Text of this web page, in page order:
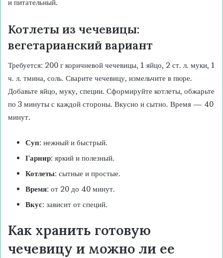
и питательный.
Котлеты из чечевицы:
вегетарианский вариант
Требуется: 200 г коричневой чечевицы, 1 яйцо, 2 ст. л. муки, 1
ч. л. тмина, соль. Сварите чечевицу, измельчите в пюре.
Добавьте яйцо, муку, специи. Сформируйте котлеты, обжарьте
по 3 минуты с каждой стороны. Вкусно и сытно. Время — 40
минут.
Суп: нежный и быстрый.
Гарнир: яркий и полезный.
Котлеты: сытные и простые.
Время: от 20 до 40 минут.
Вкус: зависит от специй.
Как хранить готовую
чечевицу и можно ли ее